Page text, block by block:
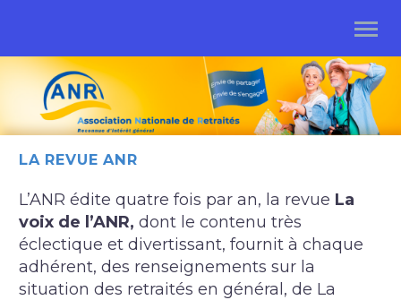
LA REVUE ANR
L’ANR édite quatre fois par an, la revue La
voix de l’ANR, dont le contenu très
éclectique et divertissant, fournit à chaque
adhérent, des renseignements sur la
situation des retraités en général, de La